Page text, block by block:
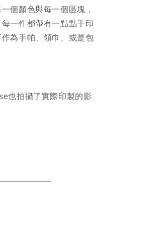
個顏色與每一個區塊，
一件都帶有一點點手印
為手帕、領巾、或是包
也拍攝了實際印製的影